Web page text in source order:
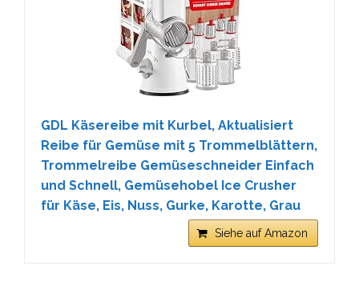
GDL Käsereibe mit Kurbel, Aktualisiert
Reibe für Gemüse mit 5 Trommelblättern,
Trommelreibe Gemüseschneider Einfach
und Schnell, Gemüsehobel Ice Crusher
für Käse, Eis, Nuss, Gurke, Karotte, Grau
Siehe auf Amazon